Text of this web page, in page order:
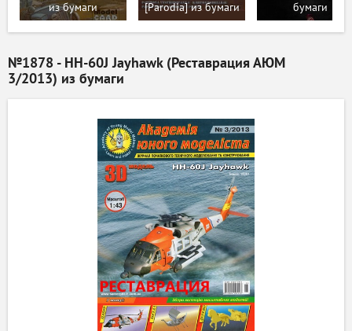
из бумаги
[Parodia] из бумаги
бумаги
№1878 - HH-60J Jayhawk (Реставрация АЮМ
3/2013) из бумаги